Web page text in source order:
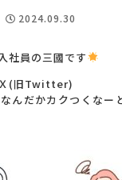
2024.09.30
社員の三國です
Ｘ(旧Twitter)
んだかカクつくなー